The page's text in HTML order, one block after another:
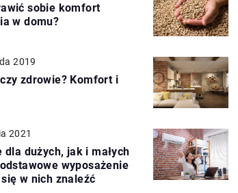
sobie komfort
w domu?
2019
zdrowie? Komfort i
2021
dla dużych, jak i małych
wyposażenie
w nich znaleźć